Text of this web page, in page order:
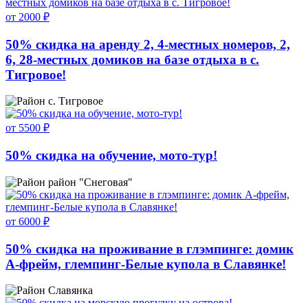
от 2000 ₽
50% скидка на аренду 2, 4-местных номеров, 2,
6, 28-местных домиков на базе отдыха в с.
Тигровое!
с. Тигровое
от 5500 ₽
50% скидка на обучение, мото-тур!
район "Снеговая"
от 6000 ₽
50% скидка на проживание в глэмпинге: домик
А-фрейм, глемпинг-Белые купола в Славянке!
Славянка